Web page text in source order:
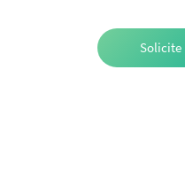
Solicite